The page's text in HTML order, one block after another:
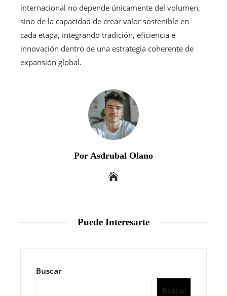
internacional no depende únicamente del volumen,
sino de la capacidad de crear valor sostenible en
cada etapa, integrando tradición, eficiencia e
innovación dentro de una estrategia coherente de
expansión global.
Por Asdrubal Olano
Puede Interesarte
Buscar
Buscar